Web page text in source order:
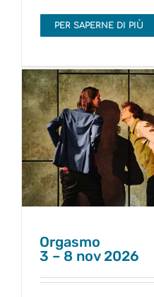
PER SAPERNE DI PIÙ
3 – 8
Orgasmo
3 – 8 nov 2026